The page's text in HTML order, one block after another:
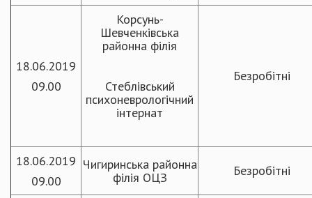
18.06.2019
09.00
Корсунь-
Шевченківська
районна філія
Стеблівський
психоневрологічний
інтернат
Безробітні
18.06.2019
09.00
Чигиринська районна
філія ОЦЗ
Безробітні